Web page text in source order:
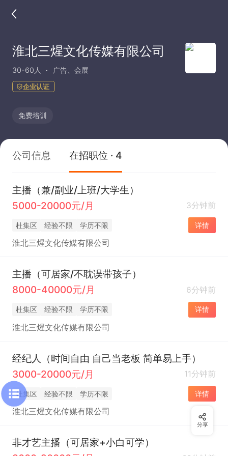
淮北三煋文化传媒有限公司
30-60人 广告、会展
企业认证
免费培训
公司信息 在招职位 · 4
主播（兼/副业/上班/大学生）
5000-20000元/月
3分钟前
杜集区 经验不限 学历不限 详情
淮北三煋文化传媒有限公司
主播（可居家/不耽误带孩子）
8000-40000元/月
6分钟前
杜集区 经验不限 学历不限 详情
淮北三煋文化传媒有限公司
经纪人（时间自由 自己当老板 简单易上手）
3000-20000元/月
11分钟前
杜集区 经验不限 学历不限 详情
淮北三煋文化传媒有限公司
非才艺主播（可居家+小白可学）
分享